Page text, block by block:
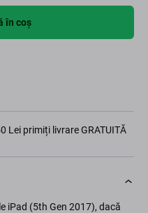
în coș
Lei primiți livrare GRATUITĂ
iPad (5th Gen 2017), dacă